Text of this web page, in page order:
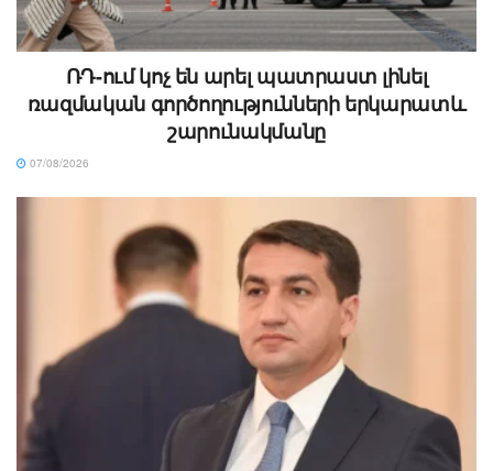
ՌԴ-ում կոչ են արել պատրաստ լինել
ռազմական գործողությունների երկարատև
շարունակմանը
07/08/2026